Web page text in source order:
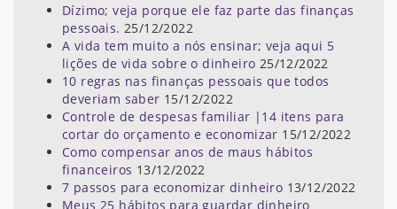
Dízimo; veja porque ele faz parte das finanças
pessoais. 25/12/2022
A vida tem muito a nós ensinar; veja aqui 5
lições de vida sobre o dinheiro 25/12/2022
10 regras nas finanças pessoais que todos
deveriam saber 15/12/2022
Controle de despesas familiar |14 itens para
cortar do orçamento e economizar 15/12/2022
Como compensar anos de maus hábitos
financeiros 13/12/2022
7 passos para economizar dinheiro 13/12/2022
Meus 25 hábitos para guardar dinheiro